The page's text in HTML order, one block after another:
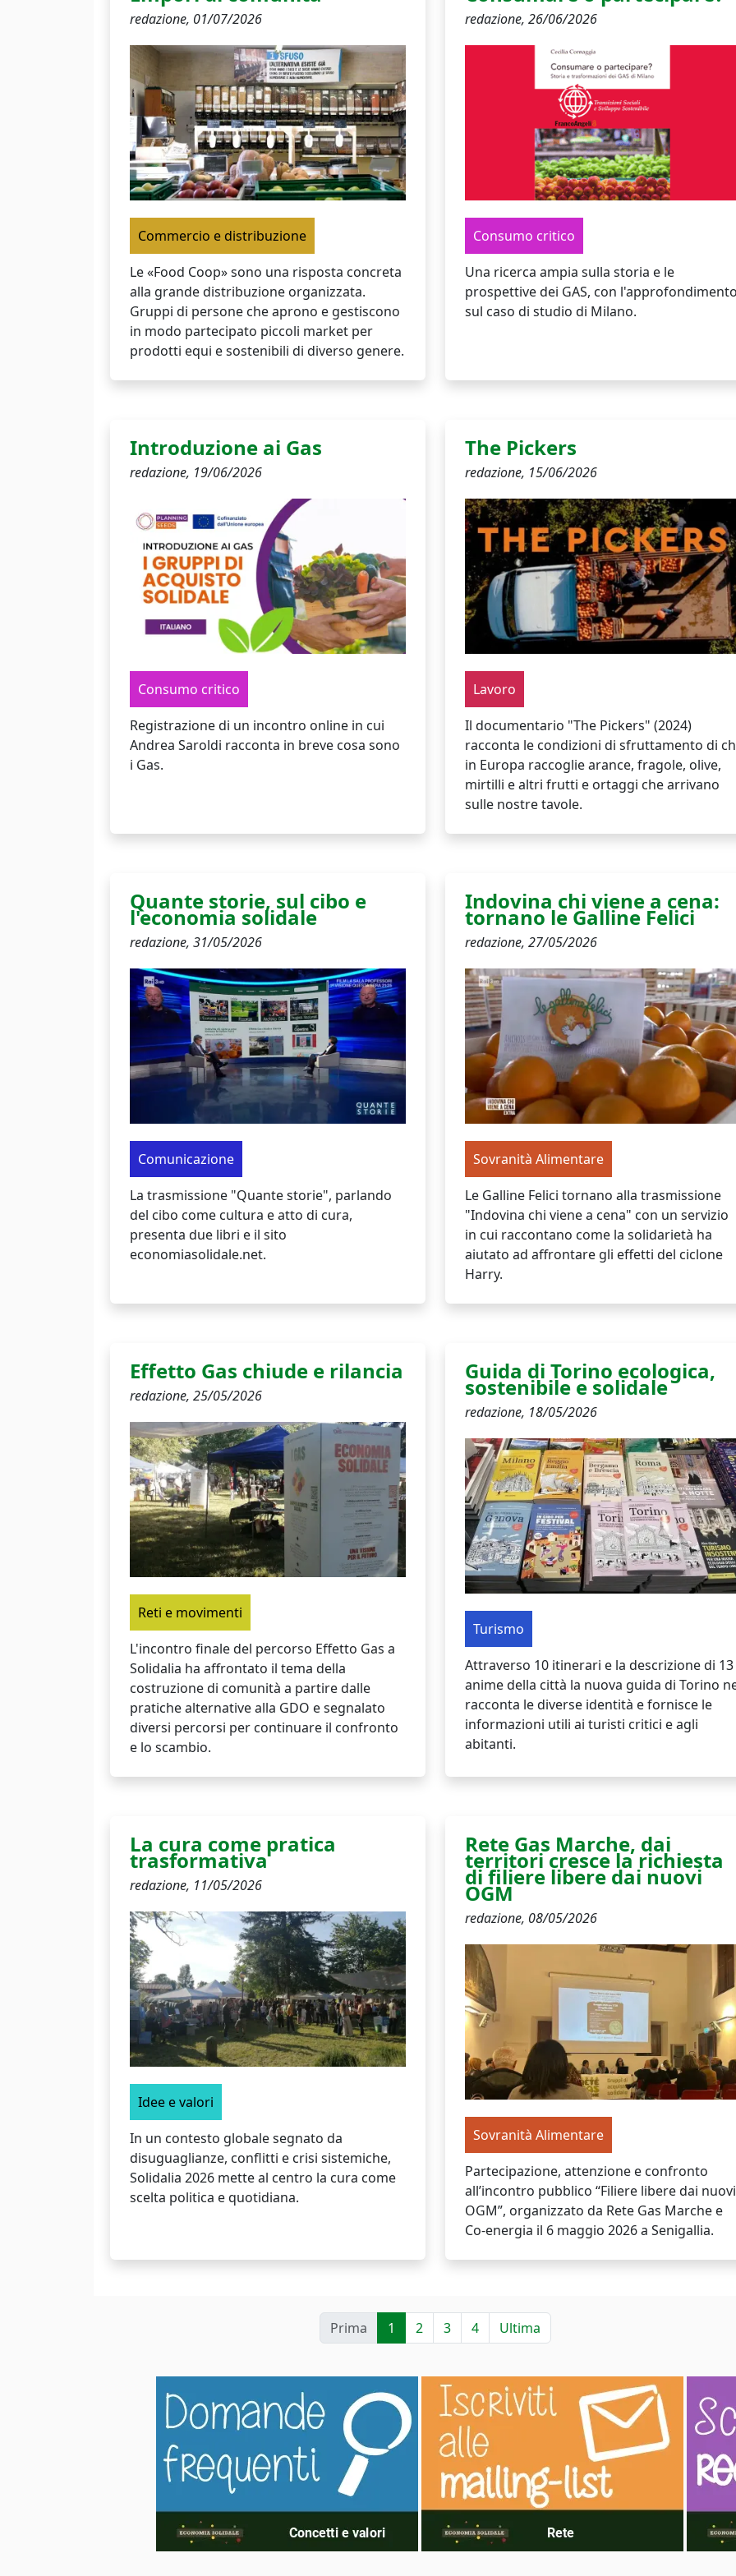
redazione, 01/07/2026
Commercio e distribuzione
Le «Food Coop» sono una risposta concreta
alla grande distribuzione organizzata.
Gruppi di persone che aprono e gestiscono
in modo partecipato piccoli market per
prodotti equi e sostenibili di diverso genere.
redazione, 26/06/2026
Consumo critico
Una ricerca ampia sulla storia e le
prospettive dei GAS, con
sul caso di studio di Milano.
Introduzione ai Gas
redazione, 19/06/2026
Consumo critico
Registrazione di un incontro online in cui
Andrea Saroldi racconta in breve cosa sono
i Gas.
The Pickers
redazione, 15/06/2026
Lavoro
Il documentario "The Pickers" (2024)
racconta le condizioni di sfruttamento di
in Europa raccoglie arance, fragole, olive,
mirtilli e altri frutti e ortaggi che arrivano
sulle nostre tavole.
Quante storie, sul cibo e
l'economia solidale
redazione, 31/05/2026
Comunicazione
La trasmissione "Quante storie", parlando
del cibo come cultura e atto di cura,
presenta due libri e il sito
economiasolidale.net.
Indovina chi viene a cena:
tornano le Galline Felici
redazione, 27/05/2026
Sovranità Alimentare
Le Galline Felici tornano alla trasmissione
"Indovina chi viene a cena" con un servizio
in cui raccontano come la solidarietà ha
aiutato ad affrontare gli effetti del ciclone
Harry.
Effetto Gas chiude e rilancia
redazione, 25/05/2026
Reti e movimenti
L'incontro finale del percorso Effetto Gas a
Solidalia ha affrontato il tema della
costruzione di comunità a partire dalle
pratiche alternative alla GDO e segnalato
diversi percorsi per continuare il confronto
e lo scambio.
Guida di Torino ecologica,
sostenibile e solidale
redazione, 18/05/2026
Turismo
Attraverso 10 itinerari e la descrizione di 13
anime della città la nuova guida di Torino
racconta le diverse identità e fornisce le
informazioni utili ai turisti critici e agli
abitanti.
La cura come pratica
trasformativa
redazione, 11/05/2026
Idee e valori
In un contesto globale segnato da
disuguaglianze, conflitti e crisi sistemiche,
Solidalia 2026 mette al centro la cura come
scelta politica e quotidiana.
Rete Gas Marche, dai
territori cresce la richiesta
di filiere libere dai nuovi
OGM
redazione, 08/05/2026
Sovranità Alimentare
Partecipazione, attenzione e confronto
all’incontro pubblico “Filiere libere dai nuovi
OGM”, organizzato da Rete Gas Marche e
Co-energia il 6 maggio 2026 a Senigallia.
Prima 1 2 3 4 Ultima